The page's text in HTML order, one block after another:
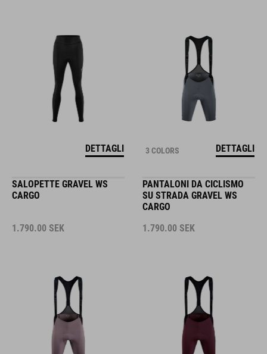
DETTAGLI 3 COLORS DETTAGLI
SALOPETTE GRAVEL WS
CARGO
1.790.00 SEK
PANTALONI DA CICLISMO
SU STRADA GRAVEL WS
CARGO
1.790.00 SEK